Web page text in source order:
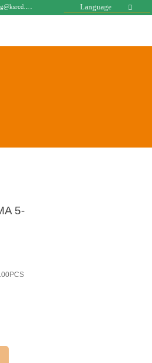
Language 
5-